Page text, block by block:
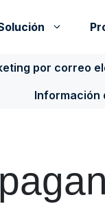
por correo
Información